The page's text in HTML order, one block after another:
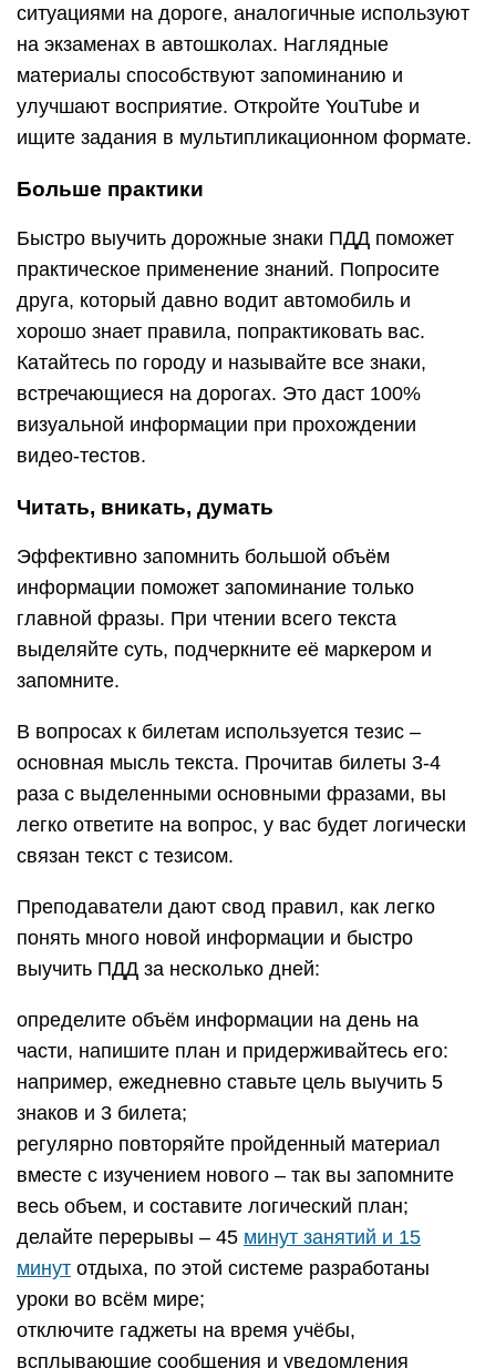
ситуациями на дороге, аналогичные используют
на экзаменах в автошколах. Наглядные
материалы способствуют запоминанию и
улучшают восприятие. Откройте YouTube и
ищите задания в мультипликационном формате.
Больше практики
Быстро выучить дорожные знаки ПДД поможет
практическое применение знаний. Попросите
друга, который давно водит автомобиль и
хорошо знает правила, попрактиковать вас.
Катайтесь по городу и называйте все знаки,
встречающиеся на дорогах. Это даст 100%
визуальной информации при прохождении
видео-тестов.
Читать, вникать, думать
Эффективно запомнить большой объём
информации поможет запоминание только
главной фразы. При чтении всего текста
выделяйте суть, подчеркните её маркером и
запомните.
В вопросах к билетам используется тезис –
основная мысль текста. Прочитав билеты 3-4
раза с выделенными основными фразами, вы
легко ответите на вопрос, у вас будет логически
связан текст с тезисом.
Преподаватели дают свод правил, как легко
понять много новой информации и быстро
выучить ПДД за несколько дней:
определите объём информации на день на
части, напишите план и придерживайтесь его:
например, ежедневно ставьте цель выучить 5
знаков и 3 билета;
регулярно повторяйте пройденный материал
вместе с изучением нового – так вы запомните
весь объем, и составите логический план;
делайте перерывы – 45 минут занятий и 15
минут отдыха, по этой системе разработаны
уроки во всём мире;
отключите гаджеты на время учёбы,
всплывающие сообщения и уведомления